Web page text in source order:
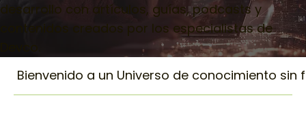
desarrollo con artículos, guías, podcasts y
contenidos creados por los especialistas de
Bienvenido a un Universo de conocimiento sin